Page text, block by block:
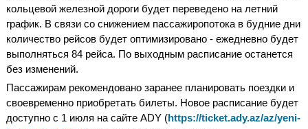
кольцевой железной дороги будет переведено на летний
график. В связи со снижением пассажиропотока в будние дни
количество рейсов будет оптимизировано - ежедневно будет
выполняться 84 рейса. По выходным расписание останется
без изменений.
Пассажирам рекомендовано заранее планировать поездки и
своевременно приобретать билеты. Новое расписание будет
доступно с 1 июля на сайте ADY (https://ticket.ady.az/az/yeni-